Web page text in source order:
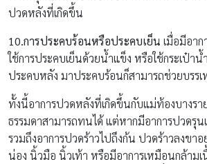
ปวดหลังที่เกิดขึ้น
10.การประคบร้อนหรือประคบเย็น เมื่อมีอา
ใช้การประคบเย็นด้วยน้ำแข็ง หรือใช้กระเป๋า
ประคบหลัง มาประคบร้อนก็สามารถช่วยบรรเ
ทั้งนี้อาการปวดหลังที่เกิดขึ้นกับแม่ท้องบางรา
ธรรมดาสามารถทนได้ แต่หากมีอาการปวดรุ
รวมถึงอาการปวดร้าวไปถึงก้น ปวดร้าวลงขา
น่อง นิ้วมือ นิ้วเท้า หรือมีอาการเหมือนกล้าม